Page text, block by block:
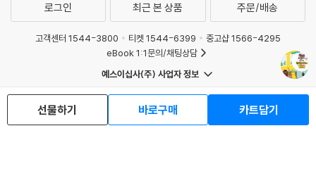
선물하기 바로구매 카트담기
로그인 최근 본 상품 주문/배송
고객센터 1544-3800 티켓 1544-6399
중고샵 1566-4295
eBook 1:1문의/채팅상담
예스이십사(주) 사업자 정보
이용약관
개인정보처리방침
청소년보호정책
회사소개
거래처관계자께
도서홍보
광고